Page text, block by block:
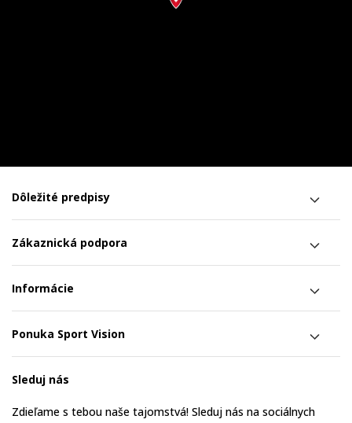
Dôležité predpisy
Zákaznická podpora
Informácie
Ponuka Sport Vision
Sleduj nás
Zdieľame s tebou naše tajomstvá! Sleduj nás na sociálnych